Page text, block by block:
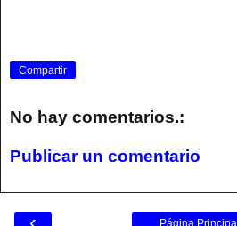
Compartir
No hay comentarios.:
Publicar un comentario
Página Principal